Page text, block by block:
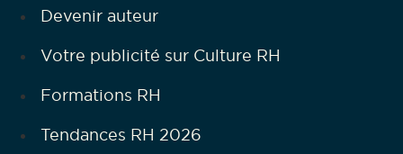
Devenir auteur
Votre publicité sur Culture RH
Formations RH
Tendances RH 2026